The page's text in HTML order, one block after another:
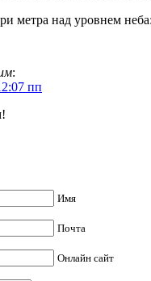
метра над уровнем неба:
:
пп
Имя
Почта
Онлайн сайт